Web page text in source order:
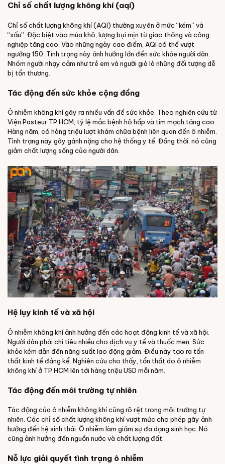
Chỉ số chất lượng không khí (aqi)
Chỉ số chất lượng không khí (AQI) thường xuyên ở mức “kém” và
“xấu”. Đặc biệt vào mùa khô, lượng bụi mịn từ giao thông và công
nghiệp tăng cao. Vào những ngày cao điểm, AQI có thể vượt
ngưỡng 150. Tình trạng này ảnh hưởng lớn đến sức khỏe người dân.
Nhóm người nhạy cảm như trẻ em và người già là những đối tượng dễ
bị tổn thương.
Tác động đến sức khỏe cộng đồng
Ô nhiễm không khí gây ra nhiều vấn đề sức khỏe. Theo nghiên cứu từ
Viện Pasteur TP.HCM, tỷ lệ mắc bệnh hô hấp và tim mạch tăng cao.
Hàng năm, có hàng triệu lượt khám chữa bệnh liên quan đến ô nhiễm.
Tình trạng này gây gánh nặng cho hệ thống y tế. Đồng thời, nó cũng
giảm chất lượng sống của người dân.
Hệ lụy kinh tế và xã hội
Ô nhiễm không khí ảnh hưởng đến các hoạt động kinh tế và xã hội.
Người dân phải chi tiêu nhiều cho dịch vụ y tế và thuốc men. Sức
khỏe kém dẫn đến năng suất lao động giảm. Điều này tạo ra tổn
thất kinh tế đáng kể. Nghiên cứu cho thấy, tổn thất do ô nhiễm
không khí ở TP.HCM lên tới hàng triệu USD mỗi năm.
Tác động đến môi trường tự nhiên
Tác động của ô nhiễm không khí cũng rõ rệt trong môi trường tự
nhiên. Các chỉ số chất lượng không khí vượt mức cho phép gây ảnh
hưởng đến hệ sinh thái. Ô nhiễm làm giảm sự đa dạng sinh học. Nó
cũng ảnh hưởng đến nguồn nước và chất lượng đất.
Nỗ lực giải quyết tình trạng ô nhiễm